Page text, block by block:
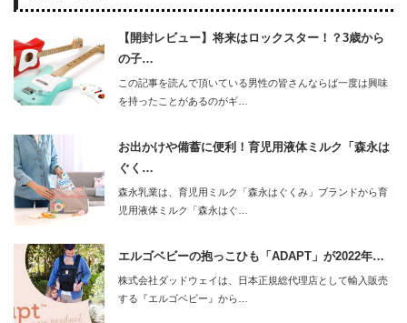
【開封レビュー】将来はロックスター！？3歳から
の子…
この記事を読んで頂いている男性の皆さんならば一度は興味
を持ったことがあるのがギ…
お出かけや備蓄に便利！育児用液体ミルク「森永は
ぐく…
森永乳業は、育児用ミルク「森永はぐくみ」ブランドから育
児用液体ミルク「森永はぐ…
エルゴベビーの抱っこひも「ADAPT」が2022年…
株式会社ダッドウェイは、日本正規総代理店として輸入販売
する『エルゴベビー』から…